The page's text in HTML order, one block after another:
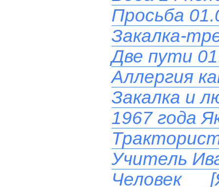
Просьба
Закалка-
Две пути
Аллергия
Закалка и
1967 года
Учитель
Человек